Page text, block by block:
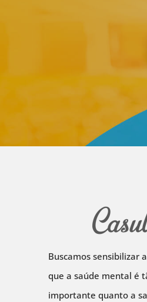
Buscamos sensibilizar
que a saúde mental é
importante quanto a